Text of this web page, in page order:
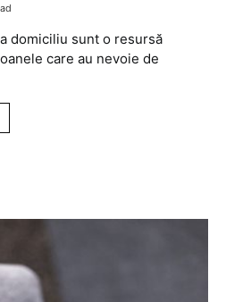
domiciliu sunt o resursă
care au nevoie de